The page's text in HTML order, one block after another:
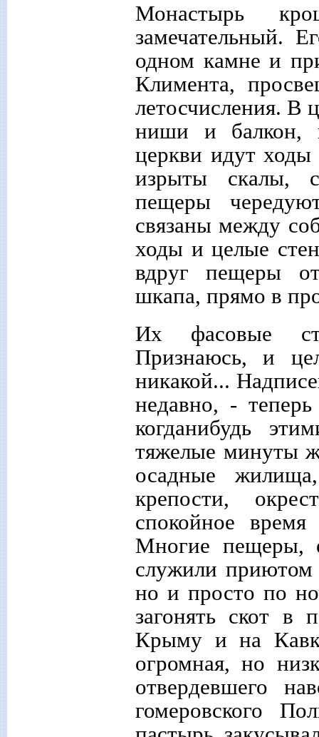
Монастырь
замечательный.
одном камне и
Климента,
летосчисления. В
ниши и балкон,
церкви идут
изрыты скалы,
пещеры
связаны между
ходы и целые
вдруг пещеры
шкапа, прямо в
Их фасовые
Признаюсь, и
никакой...
недавно, -
когданибудь
тяжелые минуты
осадные
крепости,
спокойное
Многие пещеры,
служили приютом
но и просто по
загонять скот в
Крыму и на
огромная, но
отвердевшего
гомеровского